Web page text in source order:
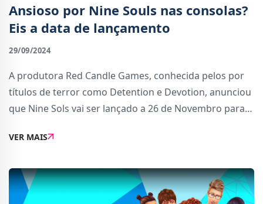
Ansioso por Nine Souls nas consolas?
Eis a data de lançamento
29/09/2024
A produtora Red Candle Games, conhecida pelos por
títulos de terror como Detention e Devotion, anunciou
que Nine Sols vai ser lançado a 26 de Novembro para
Nintendo SwitchAté agora, o título s
VER MAIS